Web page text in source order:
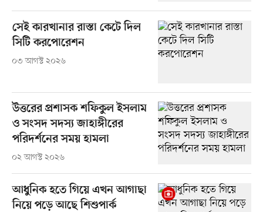
সেই কারখানার রাস্তা কেটে দিল
সিটি করপোরেশন
০৩ আগস্ট ২০২৬
উত্তরের প্রশাসক শফিকুল ইসলাম
ও সংসদ সদস্য জাহাঙ্গীরের
পরিদর্শনের সময় হামলা
০২ আগস্ট ২০২৬
আধুনিক হতে গিয়ে এখন আগাছা
নিয়ে পড়ে আছে শিশুপার্ক